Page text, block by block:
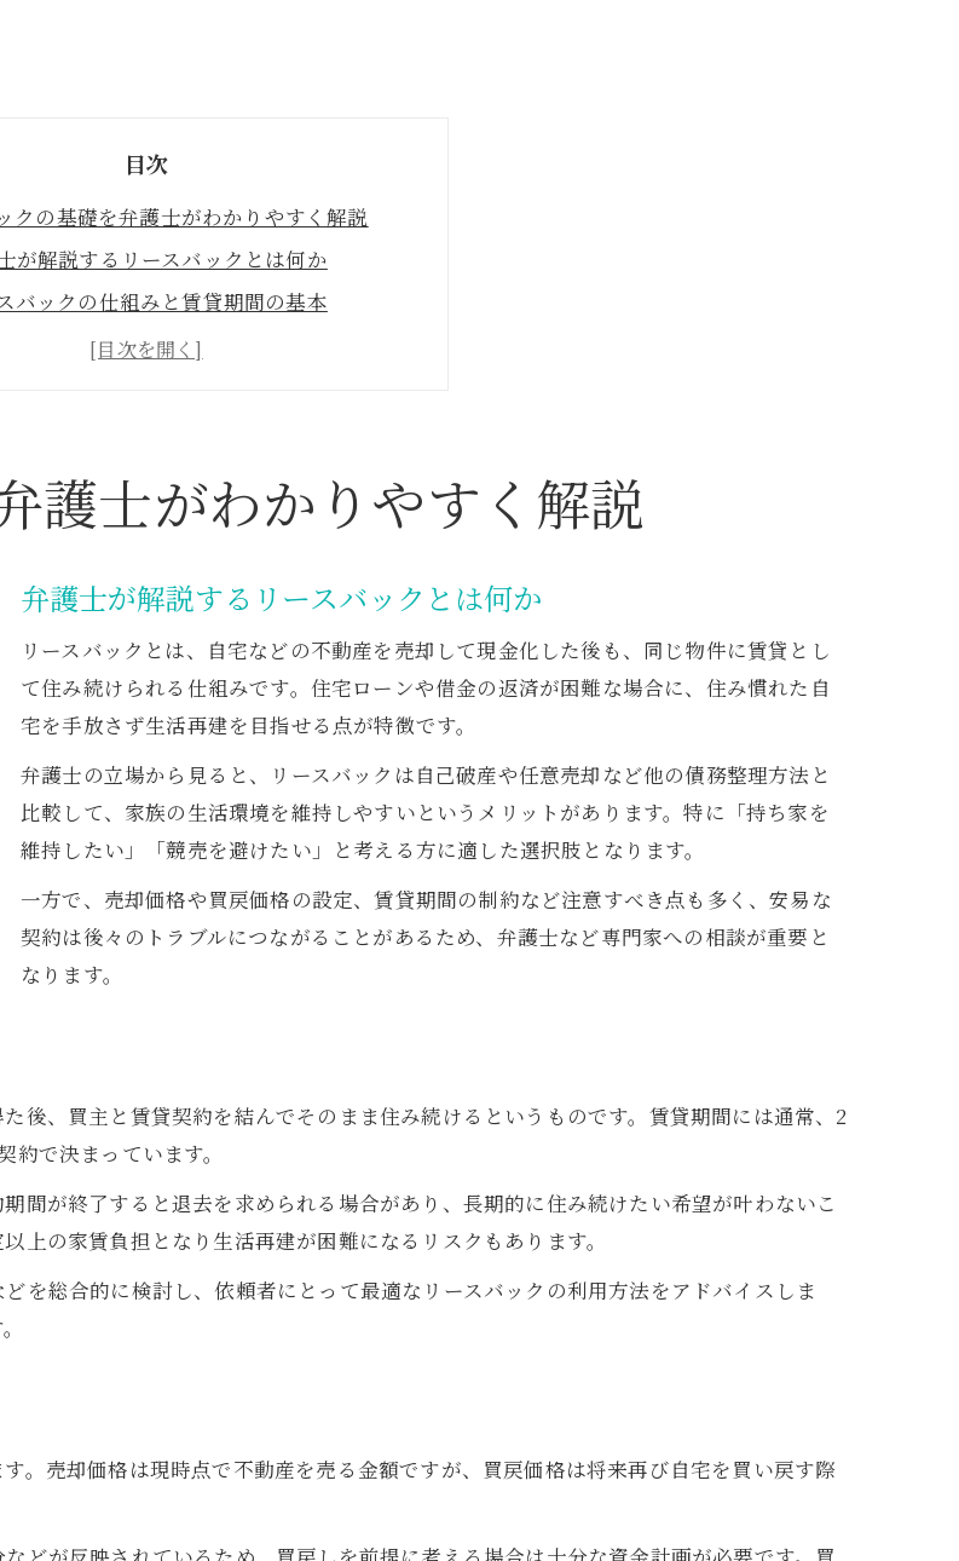
目次
クの基礎を弁護士がわかりやすく解説
が解説するリースバックとは何か
バックの仕組みと賃貸期間の基本
価格と売却価格の違いを弁護士が説明
産時に弁護士が警告する否認リスク
価格設定の失敗による弁護士の対応
によるリースバック否認回避策
スクを防ぐ弁護士への早期相談の重要性
で考える売却価格の注意ポイント
が指摘する適正な売却価格の決め方
格が否認されるケースと弁護士の見解
バック時の売却価格調整の注意点
士に相談すべき売却価格の落とし穴
が解説する価格設定と裁判所の評価
継続のために備えたい工夫と対策
産後も家賃負担が続く場合の対処法
払い困難時の弁護士への相談ポイント
が解説する家賃滞納リスクの回避策
間中の家計管理を弁護士がアドバイス
も住まいを守る実践的アドバイス
による自己破産後の住まい確保法
けるための弁護士の実践的提案
払い継続と生活再建に弁護士が同行
き個人再生を弁護士が徹底検証
護士がわかりやすく解説
弁護士が解説するリースバックとは何か
リースバックとは、自宅などの不動産を売却して現金化した後も、同じ物件に賃貸とし
て住み続けられる仕組みです。住宅ローンや借金の返済が困難な場合に、住み慣れた自
宅を手放さず生活再建を目指せる点が特徴です。
弁護士の立場から見ると、リースバックは自己破産や任意売却など他の債務整理方法と
比較して、家族の生活環境を維持しやすいというメリットがあります。特に「持ち家を
維持したい」「競売を避けたい」と考える方に適した選択肢となります。
一方で、売却価格や買戻価格の設定、賃貸期間の制約など注意すべき点も多く、安易な
契約は後々のトラブルにつながることがあるため、弁護士など専門家への相談が重要と
なります。
後、買主と賃貸契約を結んでそのまま住み続けるというものです。賃貸期間には通常、2
で決まっています。
間が終了すると退去を求められる場合があり、長期的に住み続けたい希望が叶わないこ
上の家賃負担となり生活再建が困難になるリスクもあります。
を総合的に検討し、依頼者にとって最適なリースバックの利用方法をアドバイスしま
。売却価格は現時点で不動産を売る金額ですが、買戻価格は将来再び自宅を買い戻す際